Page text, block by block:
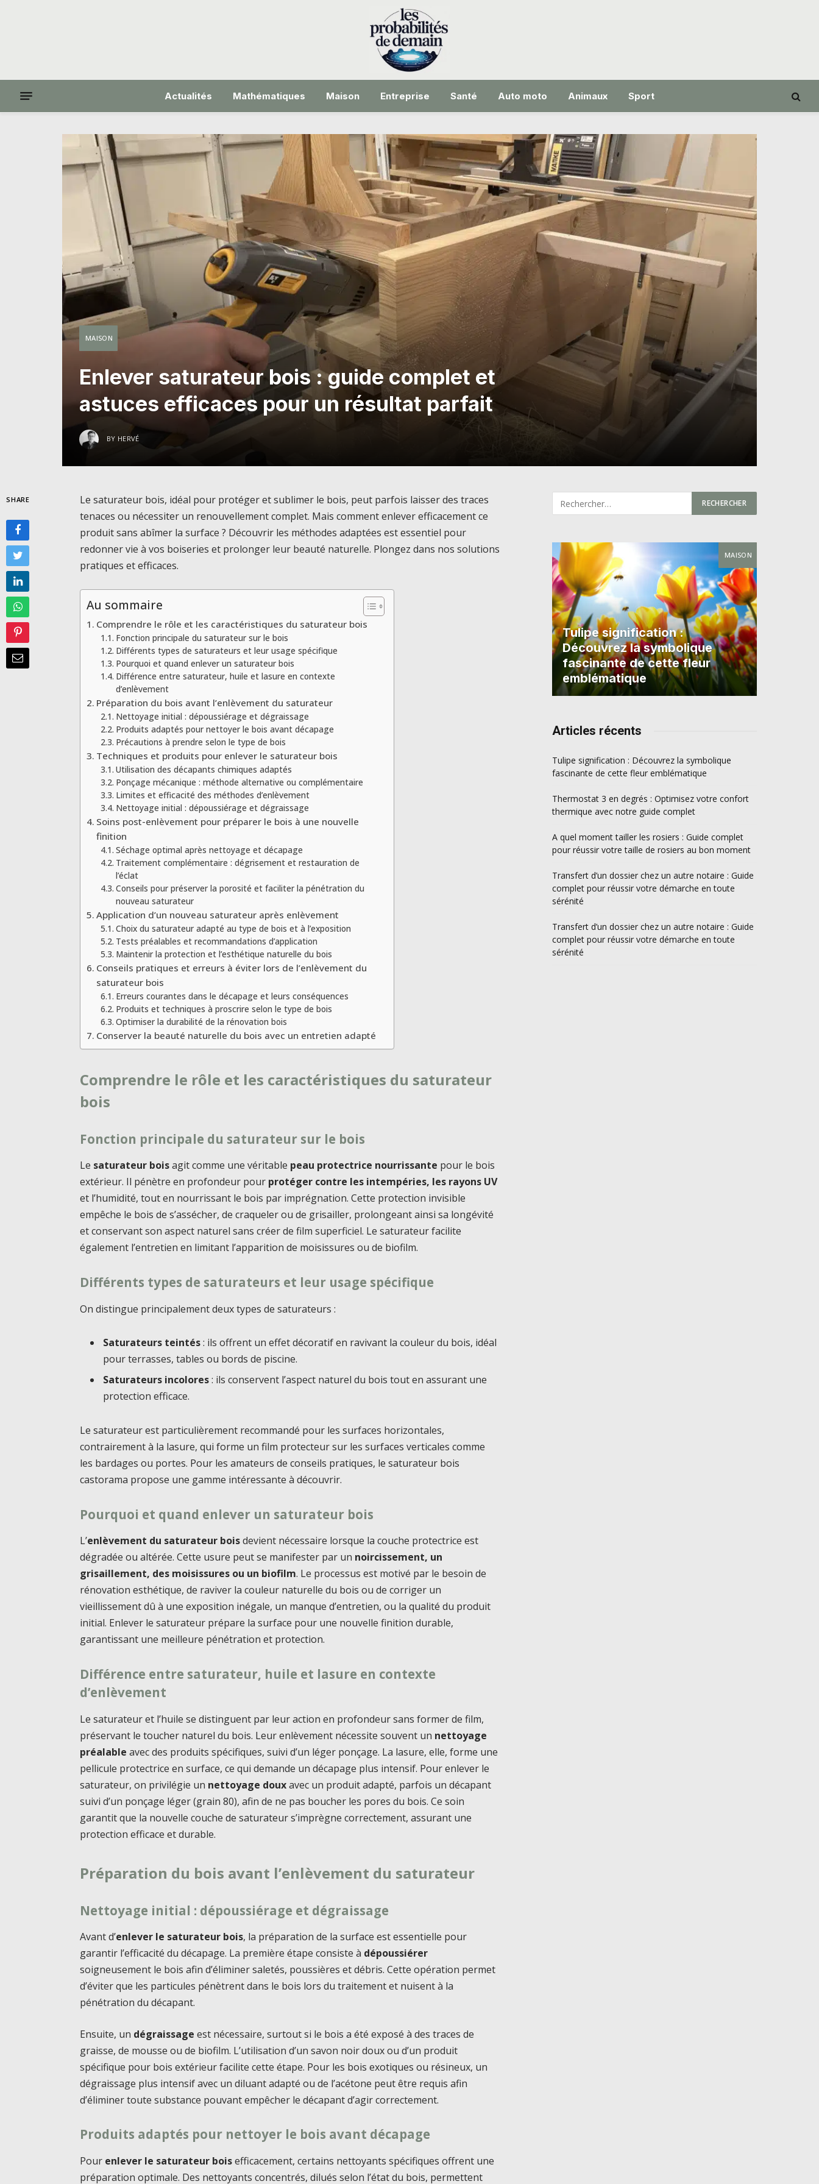
Actualités Mathématiques Maison Entreprise Santé Auto moto Animaux Sport
MAISON
Enlever saturateur bois : guide complet et
astuces efficaces pour un résultat parfait
BY HERVÉ
SHARE
Le saturateur bois, idéal pour protéger et sublimer le bois, peut parfois laisser des traces
tenaces ou nécessiter un renouvellement complet. Mais comment enlever efficacement ce
produit sans abîmer la surface ? Découvrir les méthodes adaptées est essentiel pour
redonner vie à vos boiseries et prolonger leur beauté naturelle. Plongez dans nos solutions
pratiques et efficaces.
Au sommaire
Comprendre le rôle et les caractéristiques du saturateur bois
Fonction principale du saturateur sur le bois
Différents types de saturateurs et leur usage spécifique
Pourquoi et quand enlever un saturateur bois
Différence entre saturateur, huile et lasure en contexte
d’enlèvement
Préparation du bois avant l’enlèvement du saturateur
Nettoyage initial : dépoussiérage et dégraissage
Produits adaptés pour nettoyer le bois avant décapage
Précautions à prendre selon le type de bois
Techniques et produits pour enlever le saturateur bois
Utilisation des décapants chimiques adaptés
Ponçage mécanique : méthode alternative ou complémentaire
Limites et efficacité des méthodes d’enlèvement
Nettoyage initial : dépoussiérage et dégraissage
Soins post-enlèvement pour préparer le bois à une nouvelle
finition
Séchage optimal après nettoyage et décapage
Traitement complémentaire : dégrisement et restauration de
l’éclat
Conseils pour préserver la porosité et faciliter la pénétration du
nouveau saturateur
Application d’un nouveau saturateur après enlèvement
Choix du saturateur adapté au type de bois et à l’exposition
Tests préalables et recommandations d’application
Maintenir la protection et l’esthétique naturelle du bois
Conseils pratiques et erreurs à éviter lors de l’enlèvement du
saturateur bois
Erreurs courantes dans le décapage et leurs conséquences
Produits et techniques à proscrire selon le type de bois
Optimiser la durabilité de la rénovation bois
Conserver la beauté naturelle du bois avec un entretien adapté
Comprendre le rôle et les caractéristiques du saturateur
bois
Fonction principale du saturateur sur le bois
Le saturateur boisagit comme une véritable peau protectrice nourrissante pour le bois
extérieur. Il pénètre en profondeur pour protéger contre les intempéries, les rayons UV
et l’humidité, tout en nourrissant le bois par imprégnation. Cette protection invisible
empêche le bois de s’assécher, de craqueler ou de grisailler, prolongeant ainsi sa longévité
et conservant son aspect naturel sans créer de film superficiel. Le saturateur facilite
également l’entretien en limitant l’apparition de moisissures ou de biofilm.
Différents types de saturateurs et leur usage spécifique
On distingue principalement deux types de saturateurs :
Saturateurs teintés: ils offrent un effet décoratif en ravivant la couleur du bois, idéal
pour terrasses, tables ou bords de piscine.
Saturateurs incolores: ils conservent l’aspect naturel du bois tout en assurant une
protection efficace.
Le saturateur est particulièrement recommandé pour les surfaces horizontales,
contrairement à la lasure, qui forme un film protecteur sur les surfaces verticales comme
les bardages ou portes. Pour les amateurs de conseils pratiques, le saturateur bois
castorama propose une gamme intéressante à découvrir.
Pourquoi et quand enlever un saturateur bois
L’enlèvement du saturateur boisdevient nécessaire lorsque la couche protectrice est
dégradée ou altérée. Cette usure peut se manifester par un noircissement, un
grisaillement, des moisissures ou un biofilm. Le processus est motivé par le besoin de
rénovation esthétique, de raviver la couleur naturelle du bois ou de corriger un
vieillissement dû à une exposition inégale, un manque d’entretien, ou la qualité du produit
initial. Enlever le saturateur prépare la surface pour une nouvelle finition durable,
garantissant une meilleure pénétration et protection.
Différence entre saturateur, huile et lasure en contexte
d’enlèvement
Le saturateur et l’huile se distinguent par leur action en profondeur sans former de film,
préservant le toucher naturel du bois. Leur enlèvement nécessite souvent un nettoyage
préalable avec des produits spécifiques, suivi d’un léger ponçage. La lasure, elle, forme une
pellicule protectrice en surface, ce qui demande un décapage plus intensif. Pour enlever le
saturateur, on privilégie un nettoyage douxavec un produit adapté, parfois un décapant
suivi d’un ponçage léger (grain 80), afin de ne pas boucher les pores du bois. Ce soin
garantit que la nouvelle couche de saturateur s’imprègne correctement, assurant une
protection efficace et durable.
Préparation du bois avant l’enlèvement du saturateur
Nettoyage initial : dépoussiérage et dégraissage
Avant d’enlever le saturateur bois, la préparation de la surface est essentielle pour
garantir l’efficacité du décapage. La première étape consiste à dépoussiérer
soigneusement le bois afin d’éliminer saletés, poussières et débris. Cette opération permet
d’éviter que les particules pénètrent dans le bois lors du traitement et nuisent à la
pénétration du décapant.
Ensuite, un dégraissage est nécessaire, surtout si le bois a été exposé à des traces de
graisse, de mousse ou de biofilm. L’utilisation d’un savon noir doux ou d’un produit
spécifique pour bois extérieur facilite cette étape. Pour les bois exotiques ou résineux, un
dégraissage plus intensif avec un diluant adapté ou de l’acétone peut être requis afin
d’éliminer toute substance pouvant empêcher le décapant d’agir correctement.
Produits adaptés pour nettoyer le bois avant décapage
Pour enlever le saturateur boisefficacement, certains nettoyants spécifiques offrent une
préparation optimale. Des nettoyants concentrés, dilués selon l’état du bois, permettent
MAISON
Tulipe signification :
Découvrez la symbolique
fascinante de cette fleur
emblématique
Articles récents
Tulipe signification : Découvrez la symbolique
fascinante de cette fleur emblématique
Thermostat 3 en degrés : Optimisez votre confort
thermique avec notre guide complet
A quel moment tailler les rosiers : Guide complet
pour réussir votre taille de rosiers au bon moment
Transfert d’un dossier chez un autre notaire : Guide
complet pour réussir votre démarche en toute
sérénité
Transfert d’un dossier chez un autre notaire : Guide
complet pour réussir votre démarche en toute
sérénité